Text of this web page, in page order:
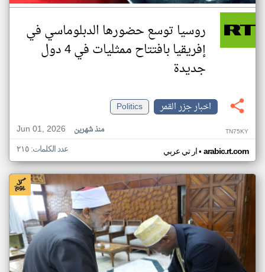
روسيا توسع حضورها الدبلوماسي في
إفريقيا بافتتاح ممثليات في 4 دول
جديدة
اخبار جزر القمر
Politics
Jun 01, 2026
منذ شهرين TN75KY
ار تي عربي• arabic.rt.com عدد الكلمات: ٢١٥